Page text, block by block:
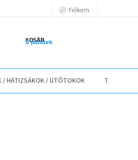
ELÉRHETŐSÉGEK
Fiókom
KOSÁR
0 položek
/ HÁTIZSÁKOK / ÜTŐTOKOK TEXTIL